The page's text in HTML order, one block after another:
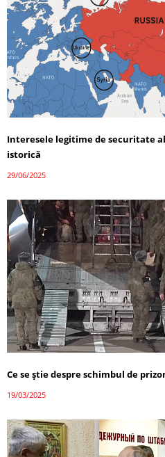
Interesele legitime de securitate
istorică
29/06/2025
Ce se știe despre schimbul de
19/03/2025